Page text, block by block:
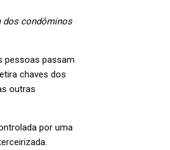
dos condôminos
pessoas passam
chaves dos
outras
por uma